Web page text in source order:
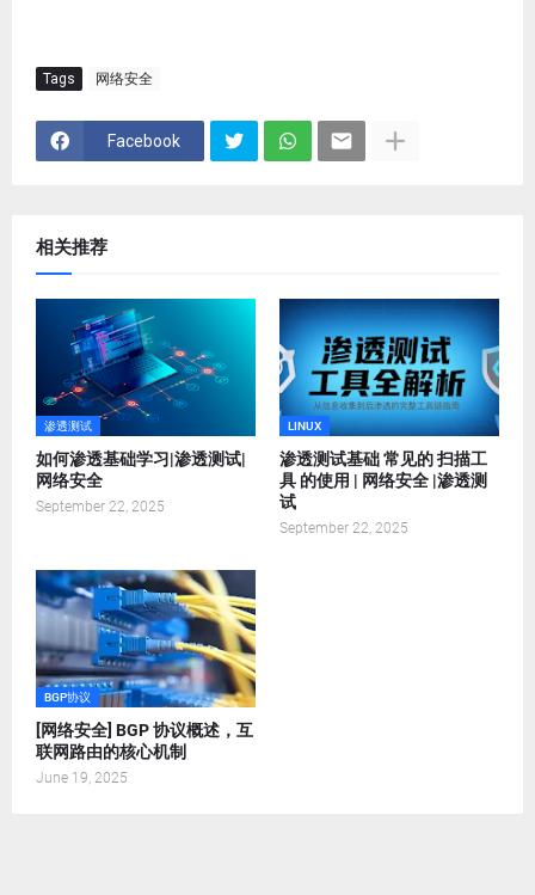
Tags 网络安全
Facebook
相关推荐
渗透测试
如何渗透基础学习|渗透测试|
网络安全
September 22, 2025
LINUX
渗透测试基础 常见的 扫描工
具 的使用 | 网络安全 |渗透测
试
September 22, 2025
BGP协议
[网络安全] BGP 协议概述，互
联网路由的核心机制
June 19, 2025